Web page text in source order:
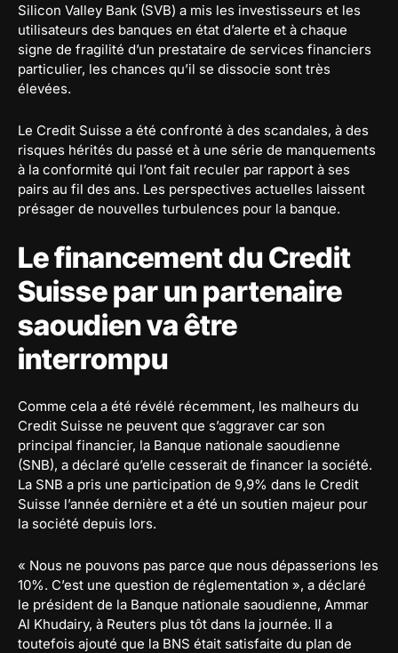
Silicon Valley Bank (SVB) a mis les investisseurs et les
utilisateurs des banques en état d’alerte et à chaque
signe de fragilité d’un prestataire de services financiers
particulier, les chances qu’il se dissocie sont très
élevées.
Le Credit Suisse a été confronté à des scandales, à des
risques hérités du passé et à une série de manquements
à la conformité qui l’ont fait reculer par rapport à ses
pairs au fil des ans. Les perspectives actuelles laissent
présager de nouvelles turbulences pour la banque.
Le financement du Credit
Suisse par un partenaire
saoudien va être
interrompu
Comme cela a été révélé récemment, les malheurs du
Credit Suisse ne peuvent que s’aggraver car son
principal financier, la Banque nationale saoudienne
(SNB), a déclaré qu’elle cesserait de financer la société.
La SNB a pris une participation de 9,9% dans le Credit
Suisse l’année dernière et a été un soutien majeur pour
la société depuis lors.
« Nous ne pouvons pas parce que nous dépasserions les
10%. C’est une question de réglementation », a déclaré
le président de la Banque nationale saoudienne, Ammar
Al Khudairy, à Reuters plus tôt dans la journée. Il a
toutefois ajouté que la BNS était satisfaite du plan de